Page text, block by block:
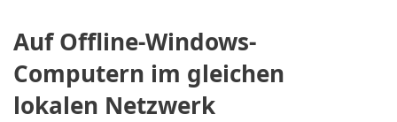
Auf Offline-Windows-
Computern im gleichen
lokalen Netzwerk